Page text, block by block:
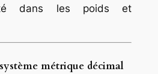
dans les poids et
métrique décimal